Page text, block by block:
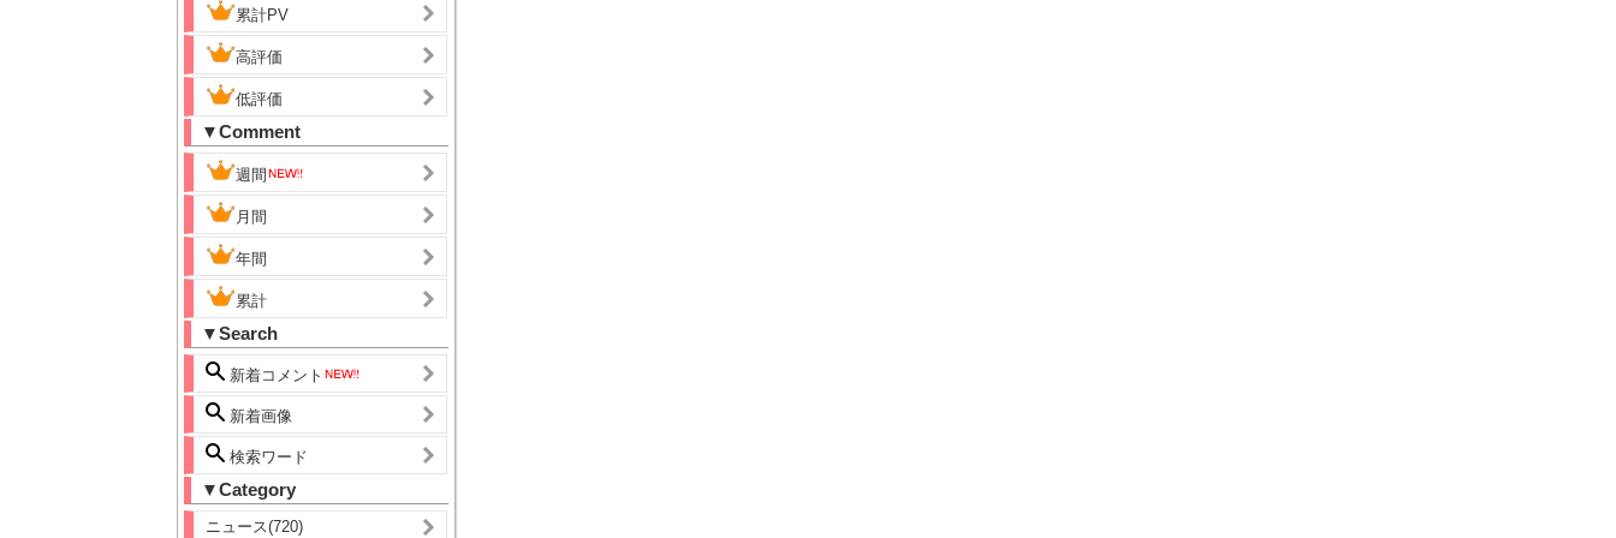
累計PV
高評価
低評価
▼Comment
週間
月間
年間
累計
▼Search
新着コメント
新着画像
検索ワード
▼Category
ニュース(720)